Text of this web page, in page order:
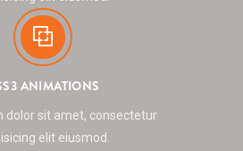
ANIMATIONS
dolor sit amet, consectetur
elit eiusmod.